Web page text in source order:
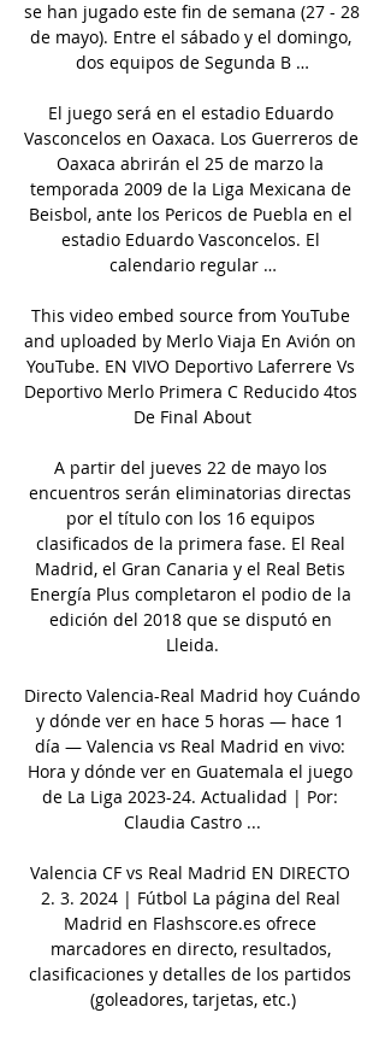
se han jugado este fin de semana (27 - 28
de mayo). Entre el sábado y el domingo,
dos equipos de Segunda B …
El juego será en el estadio Eduardo
Vasconcelos en Oaxaca. Los Guerreros de
Oaxaca abrirán el 25 de marzo la
temporada 2009 de la Liga Mexicana de
Beisbol, ante los Pericos de Puebla en el
estadio Eduardo Vasconcelos. El
calendario regular …
This video embed source from YouTube
and uploaded by Merlo Viaja En Avión on
YouTube. EN VIVO Deportivo Laferrere Vs
Deportivo Merlo Primera C Reducido 4tos
De Final About
A partir del jueves 22 de mayo los
encuentros serán eliminatorias directas
por el título con los 16 equipos
clasificados de la primera fase. El Real
Madrid, el Gran Canaria y el Real Betis
Energía Plus completaron el podio de la
edición del 2018 que se disputó en
Lleida.
Directo Valencia-Real Madrid hoy Cuándo
y dónde ver en hace 5 horas — hace 1
día — Valencia vs Real Madrid en vivo:
Hora y dónde ver en Guatemala el juego
de La Liga 2023-24. Actualidad | Por:
Claudia Castro ...
Valencia CF vs Real Madrid EN DIRECTO
2. 3. 2024 | Fútbol La página del Real
Madrid en Flashscore.es ofrece
marcadores en directo, resultados,
clasificaciones y detalles de los partidos
(goleadores, tarjetas, etc.)